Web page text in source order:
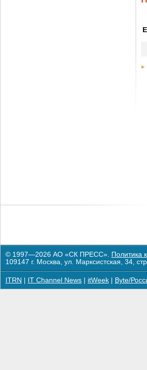
© 1997—2026 АО «СК ПРЕСС». Политика
109147 г. Москва, ул. Марксистская, 34,
ITRN IT Channel News itWeek Byte/